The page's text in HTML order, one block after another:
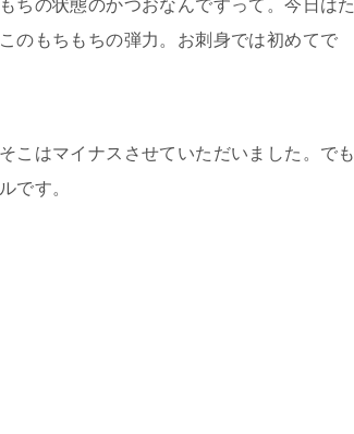
ちの状態のかつおなんですって。今日はた
のもちもちの弾力。お刺身では初めてで
こはマイナスさせていただいました。でも
です。